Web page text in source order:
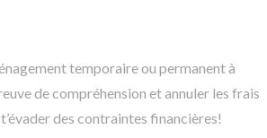
temporaire ou permanent à
de compréhension et annuler les frais
des contraintes financières!